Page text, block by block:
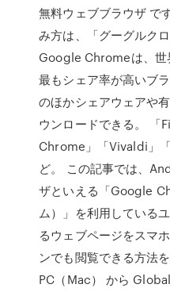
無料ウェブブラウザ
み方は、「グーグルク
Google Chromeは、世
最もシェア率が高いブ
のほかシェアウェアや
ウンロードできる。
Chrome」「Vivaldi」
ど。 この記事では、
ザといえる「Google
ム）」を利用している
るウェブページをスマ
ンでも閲覧できる方法
PC（Mac） から